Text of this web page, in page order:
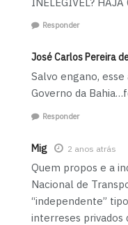
Responder
José Carlos Pereira
Salvo engano,
Governo da
Responder
Mig 2 anos atrás
Quem propos e a
Nacional de
“independente”
interreses privados